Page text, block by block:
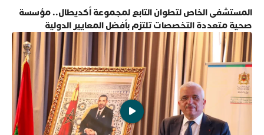
المستشفى الخاص لتطوان التابع لمجموعة أكديطال.. مؤسسة
صحية متعددة التخصصات تلتزم بأفضل المعايير الدولية